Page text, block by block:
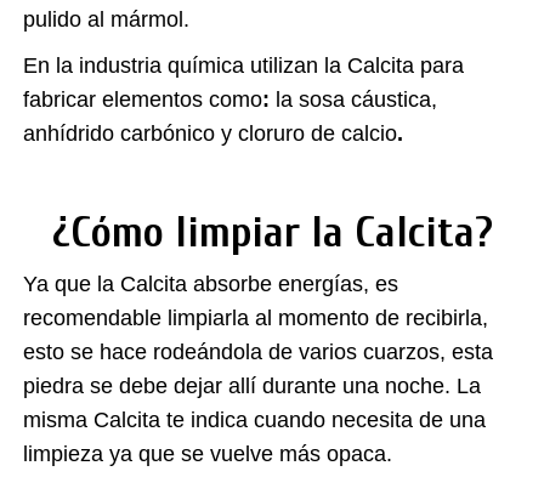
pulido al mármol.
En la industria química utilizan la Calcita para
fabricar elementos como: la sosa cáustica,
anhídrido carbónico y cloruro de calcio.
¿Cómo limpiar la Calcita?
Ya que la Calcita absorbe energías, es
recomendable limpiarla al momento de recibirla,
esto se hace rodeándola de varios cuarzos, esta
piedra se debe dejar allí durante una noche. La
misma Calcita te indica cuando necesita de una
limpieza ya que se vuelve más opaca.